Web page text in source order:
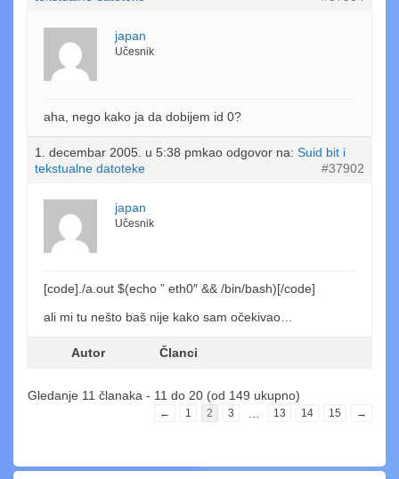
japan
Učesnik
aha, nego kako ja da dobijem id 0?
1. decembar 2005. u 5:38 pmkao odgovor na: Suid bit i
tekstualne datoteke
#37902
japan
Učesnik
[code]./a.out $(echo ” eth0″ && /bin/bash)[/code]
ali mi tu nešto baš nije kako sam očekivao…
Autor Članci
Gledanje 11 članaka - 11 do 20 (od 149 ukupno)
← 1 2 3 … 13 14 15 →